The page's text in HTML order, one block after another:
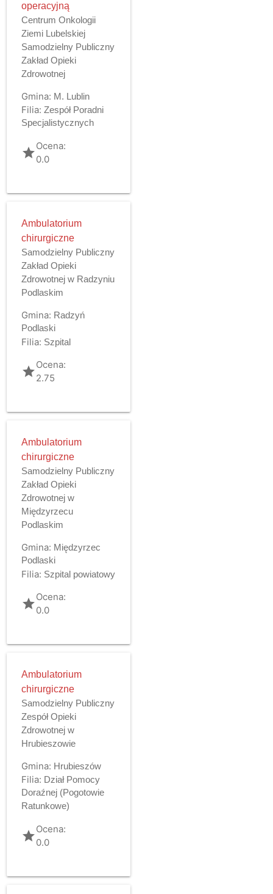
operacyjną
Centrum Onkologii
Ziemi Lubelskiej
Samodzielny Publiczny
Zakład Opieki
Zdrowotnej
Gmina: M. Lublin
Filia: Zespół Poradni
Specjalistycznych
gradeOcena:
0.0
Ambulatorium
chirurgiczne
Samodzielny Publiczny
Zakład Opieki
Zdrowotnej w Radzyniu
Podlaskim
Gmina: Radzyń
Podlaski
Filia: Szpital
gradeOcena:
2.75
Ambulatorium
chirurgiczne
Samodzielny Publiczny
Zakład Opieki
Zdrowotnej w
Międzyrzecu
Podlaskim
Gmina: Międzyrzec
Podlaski
Filia: Szpital powiatowy
gradeOcena:
0.0
Ambulatorium
chirurgiczne
Samodzielny Publiczny
Zespół Opieki
Zdrowotnej w
Hrubieszowie
Gmina: Hrubieszów
Filia: Dział Pomocy
Doraźnej (Pogotowie
Ratunkowe)
gradeOcena:
0.0